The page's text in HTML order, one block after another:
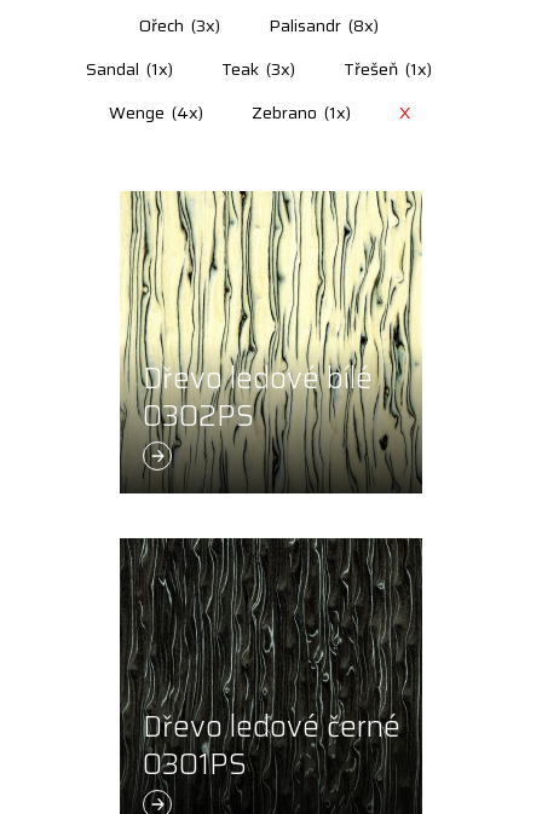
Ořech (3x) Palisandr (8x)
Sandal (1x) Teak (3x) Třešeň (1x)
Wenge (4x) Zebrano (1x) X
Dřevo ledové bílé
0302PS
Dřevo ledové černé
0301PS